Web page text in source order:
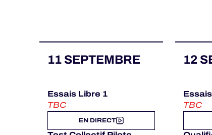
11 SEPTEMBRE
Essais Libre 1
TBC
EN DIRECT
12
TBC